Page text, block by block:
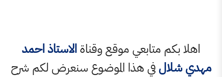
متابعي موقع وقناةالاستاذ احمد
في هذا الموضوع سنعرض لكم شرح